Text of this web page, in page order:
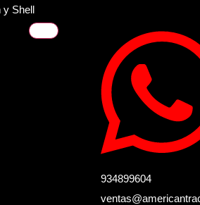
y Shell
934899604